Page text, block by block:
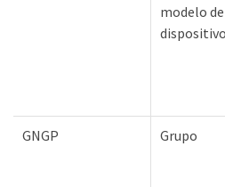
modelo de
dispositivo
GNGP Grupo